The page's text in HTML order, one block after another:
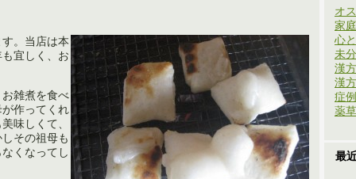
。当店は本
宜しく、お
雑煮を食べ
作ってくれ
味しくて、
その祖母も
くなってし
オ
家
心
未
漢
漢
症
薬
最